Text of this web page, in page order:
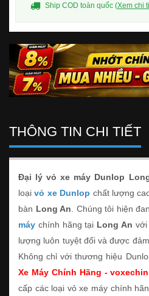
Ship COD toàn quốc (Xem chi
THÔNG TIN CHI TIẾT
Đại lý vỏ xe máy Dunlop
loạivỏ xe Dunlop chất lượng
bàn Long An . Chúng tôi hiện
máy chính hãng tại Long An với
lượng luôn tuyệt đối và được
Không chỉ với thương hiệu
Xe Máy Chính Hãng -
cấp các loại vỏ xe máy chính